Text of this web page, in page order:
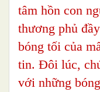
tâm hồn con
thương phủ
bóng tối của
tin. Đôi lúc,
với những